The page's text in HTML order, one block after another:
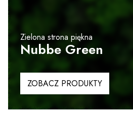
Zielona strona piękna
Nubbe Green
ZOBACZ PRODUKTY